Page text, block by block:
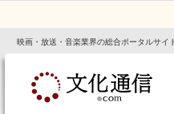
映画・放送・音楽業界の総合ポータルサイ